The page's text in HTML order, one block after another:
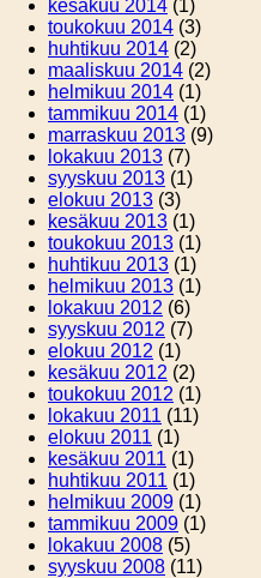
kesäkuu 2014 (1)
toukokuu 2014 (3)
huhtikuu 2014 (2)
maaliskuu 2014 (2)
helmikuu 2014 (1)
tammikuu 2014 (1)
marraskuu 2013 (9)
lokakuu 2013 (7)
syyskuu 2013 (1)
elokuu 2013 (3)
kesäkuu 2013 (1)
toukokuu 2013 (1)
huhtikuu 2013 (1)
helmikuu 2013 (1)
lokakuu 2012 (6)
syyskuu 2012 (7)
elokuu 2012 (1)
kesäkuu 2012 (2)
toukokuu 2012 (1)
lokakuu 2011 (11)
elokuu 2011 (1)
kesäkuu 2011 (1)
huhtikuu 2011 (1)
helmikuu 2009 (1)
tammikuu 2009 (1)
lokakuu 2008 (5)
syyskuu 2008 (11)